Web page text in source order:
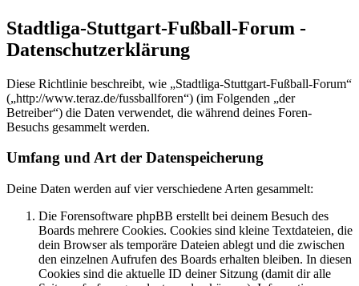
Stadtliga-Stuttgart-Fußball-Forum -
Datenschutzerklärung
Diese Richtlinie beschreibt, wie „Stadtliga-Stuttgart-Fußball-Forum“
(„http://www.teraz.de/fussballforen“) (im Folgenden „der
Betreiber“) die Daten verwendet, die während deines Foren-
Besuchs gesammelt werden.
Umfang und Art der Datenspeicherung
Deine Daten werden auf vier verschiedene Arten gesammelt:
Die Forensoftware phpBB erstellt bei deinem Besuch des
Boards mehrere Cookies. Cookies sind kleine Textdateien, die
dein Browser als temporäre Dateien ablegt und die zwischen
den einzelnen Aufrufen des Boards erhalten bleiben. In diesen
Cookies sind die aktuelle ID deiner Sitzung (damit dir alle